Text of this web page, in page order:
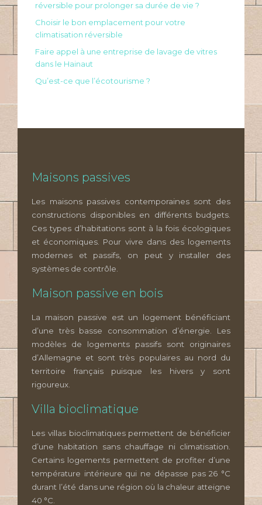
réversible pour prolonger sa durée de vie ?
Choisir le bon emplacement pour votre
climatisation réversible
Faire appel à une entreprise de lavage de vitres
dans le Hainaut
Qu’est-ce que l’écotourisme ?
Maisons passives
Les maisons passives contemporaines sont des
constructions disponibles en différents budgets.
Ces types d’habitations sont à la fois écologiques
et économiques. Pour vivre dans des logements
modernes et passifs, on peut y installer des
systèmes de contrôle.
Maison passive en bois
La maison passive est un logement bénéficiant
d’une très basse consommation d’énergie. Les
modèles de logements passifs sont originaires
d’Allemagne et sont très populaires au nord du
territoire français puisque les hivers y sont
rigoureux.
Villa bioclimatique
Les villas bioclimatiques permettent de bénéficier
d’une habitation sans chauffage ni climatisation.
Certains logements permettent de profiter d’une
température intérieure qui ne dépasse pas 26 °C
durant l’été dans une région où la chaleur atteigne
40 °C.